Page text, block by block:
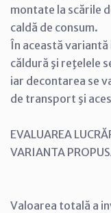
montate la scările
caldă de consum.
În această
căldură şi reţelele
iar decontarea se
de transport şi
EVALUAREA
VARIANTA
Valoarea totală a